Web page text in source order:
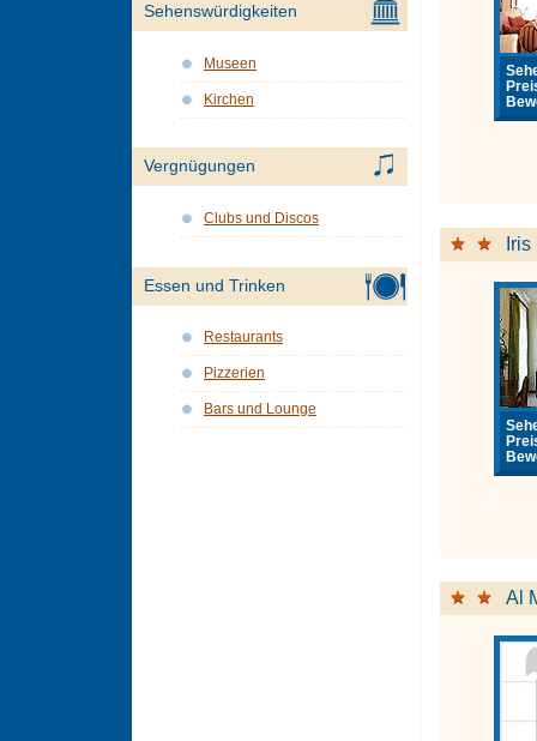
Iris
Al
Sehenswürdigkeiten
Museen
Kirchen
Vergnügungen
Clubs und Discos
Essen und Trinken
Restaurants
Pizzerien
Bars und Lounge